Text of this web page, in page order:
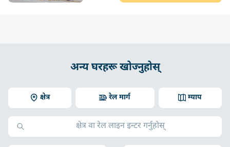
अन्य घरहरू खोज्नुहोस्
क्षेत्र म्याप
रेल मार्ग